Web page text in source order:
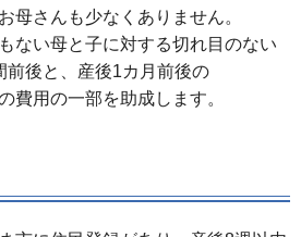
母さんも少なくありません。
ない母と子に対する切れ目のない
前後と、産後1カ月前後の
費用の一部を助成します。